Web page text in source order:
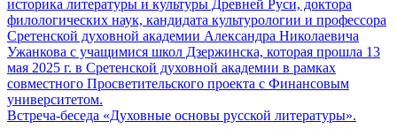
историка литературы и культуры Древней Руси, доктора
филологических наук, кандидата культурологии и профессора
Сретенской духовной академии Александра Николаевича
Ужанкова с учащимися школ Дзержинска, которая прошла 13
мая 2025 г. в Сретенской духовной академии в рамках
совместного Просветительского проекта с Финансовым
университетом.
Встреча-беседа «Духовные основы русской литературы».